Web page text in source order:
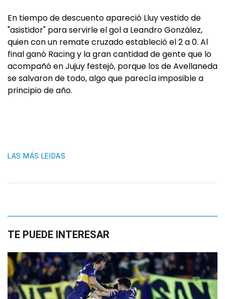
En tiempo de descuento apareció Lluy vestido de
"asistidor" para servirle el gol a Leandro González,
quien con un remate cruzado estableció el 2 a 0. Al
final ganó Racing y la gran cantidad de gente que lo
acompañó en Jujuy festejó, porque los de Avellaneda
se salvaron de todo, algo que parecía imposible a
principio de año.
LAS MÁS LEIDAS
TE PUEDE INTERESAR